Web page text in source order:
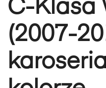
C-Klasa
(2007-